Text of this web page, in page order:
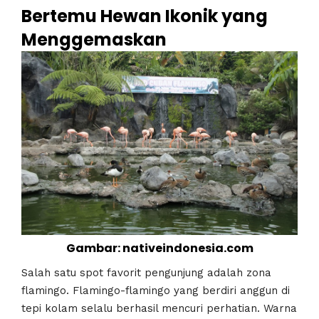
Bertemu Hewan Ikonik yang
Menggemaskan
Gambar: nativeindonesia.com
Salah satu spot favorit pengunjung adalah zona
flamingo. Flamingo-flamingo yang berdiri anggun di
tepi kolam selalu berhasil mencuri perhatian. Warna